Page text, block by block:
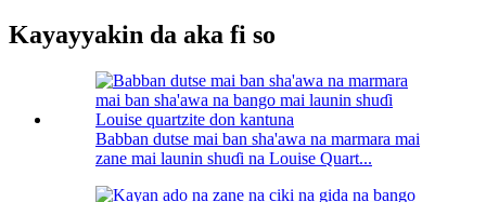
Kayayyakin da aka fi so
Babban dutse mai ban sha'awa na marmara mai
zane mai launin shuɗi na Louise Quart...